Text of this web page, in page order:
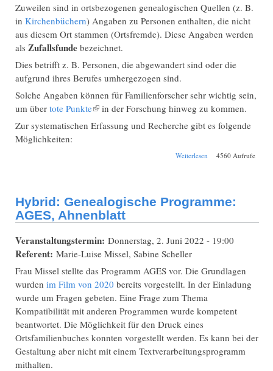
Zuweilen sind in ortsbezogenen genealogischen Quellen (z. B.
in Kirchenbüchern) Angaben zu Personen enthalten, die nicht
aus diesem Ort stammen (Ortsfremde). Diese Angaben werden
als Zufallsfunde bezeichnet.
Dies betrifft z. B. Personen, die abgewandert sind oder die
aufgrund ihres Berufes umhergezogen sind.
Solche Angaben können für Familienforscher sehr wichtig sein,
um über tote Punkte(Link ist extern)
in der Forschung hinweg zu kommen.
Zur systematischen Erfassung und Recherche gibt es folgende
Möglichkeiten:
Weiterlesen über Zufallsfunde in
4560 Aufrufe
Hybrid: Genealogische Programme:
AGES, Ahnenblatt
Veranstaltungstermin: Donnerstag, 2. Juni 2022 - 19:00
Referent: Marie-Luise Missel, Sabine Scheller
Frau Missel stellte das Programm AGES vor. Die Grundlagen
wurden im Film von 2020 bereits vorgestellt. In der Einladung
wurde um Fragen gebeten. Eine Frage zum Thema
Kompatibilität mit anderen Programmen wurde kompetent
beantwortet. Die Möglichkeit für den Druck eines
Ortsfamilienbuches konnten vorgestellt werden. Es kann bei der
Gestaltung aber nicht mit einem Textverarbeitungsprogramm
mithalten.